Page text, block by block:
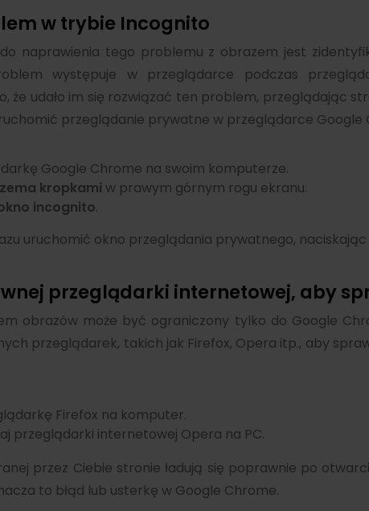
w trybie Incognito
naprawienia tego problemu z obrazem jest
występuje w przeglądarce podczas
że udało im się rozwiązać ten problem, przeglądając
przeglądanie prywatne w przeglądarce Google
Google Chrome na swoim komputerze.
kropkami w prawym górnym rogu ekranu.
incognito.
uruchomić okno przeglądania prywatnego,
przeglądarki internetowej, aby
obrazów może być ograniczony tylko do Google
przeglądarek, takich jak Firefox, Opera itp., aby
Firefox na komputer.
przeglądarki internetowej Opera na PC.
przez Ciebie stronie ładują się poprawnie po
to błąd lub usterkę w Google Chrome.